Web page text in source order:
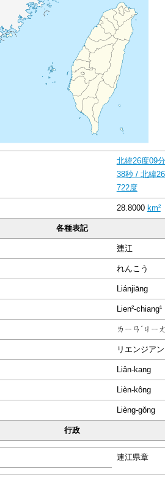
北緯26度09
38秒/ 北緯
722度
28.8000 km²
各種表記
連江
れんこう
Liánjiāng
Lien²-chiang¹
ㄌㄧㄢˊㄐㄧㄤ
リエンジアン
Liân-kang
Lièn-kông
Lièng-gǒng
行政
連江県章